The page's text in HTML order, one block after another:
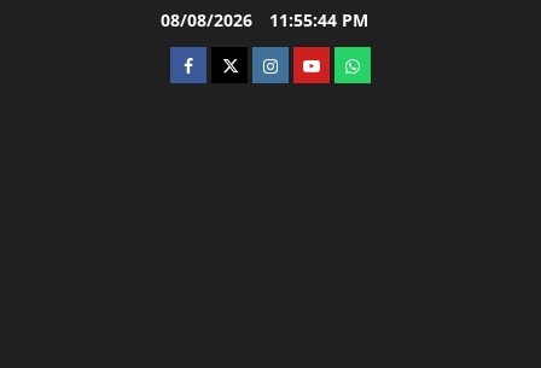
08/08/2026 11:55:45 PM
facebooktwitterinstagram.com
youtubewhatsapp